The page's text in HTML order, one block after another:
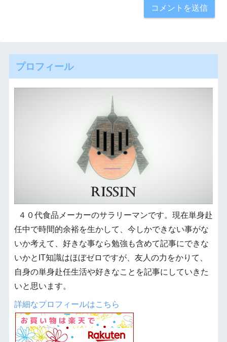
プロフィール
４０代食品メーカーのサラリーマンです。現在単身赴
任中で時間的余裕を生かして、今しかできない事がな
いか考えて、好きな事なら勉強も含めて記事にできな
いかとIT知識はほぼゼロですが、友人の力をかりて、
自身の単身赴任生活や好きなことを記事にしていきた
いと思います。
詳細なプロフィールはこちら